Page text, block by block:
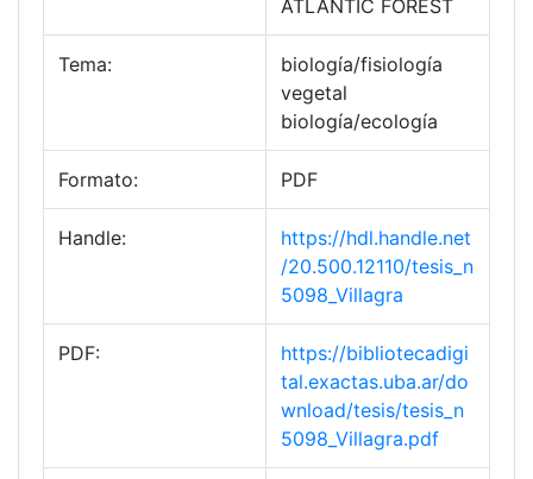
ATLANTIC FOREST
Tema:
biología/fisiología
vegetal
biología/ecología
Formato: PDF
Handle:
https://hdl.handle.net
/20.500.12110/tesis_n
5098_Villagra
PDF:
https://bibliotecadigi
tal.exactas.uba.ar/do
wnload/tesis/tesis_n
5098_Villagra.pdf